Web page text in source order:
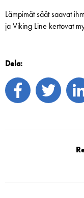
Lämpimät säät saavat
ja Viking Line kertovat
Dela: